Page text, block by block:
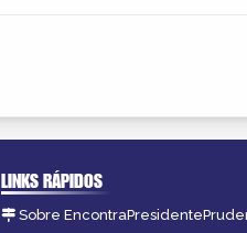
LINKS RÁPIDOS
Sobre